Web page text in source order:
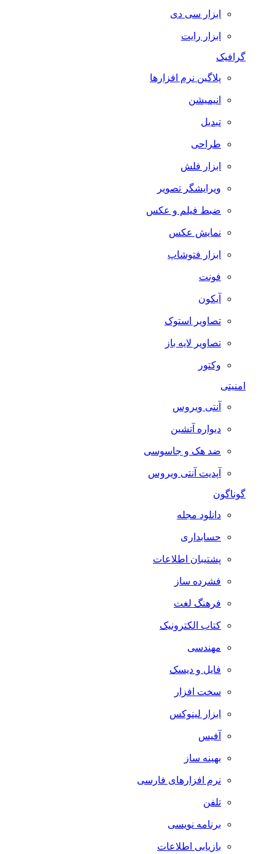
ابزار سی دی
ابزار رایت
گرافیک
پلاگین نرم افزارها
انیمیشن
تبدیل
طراحی
ابزار فلش
ویرایشگر تصویر
ضبط فيلم و عكس
نمایش عکس
ابزار فتوشاپ
فونت
آیکون
تصاویر استوک
تصاویر لایه باز
وکتور
امنیتی
آنتی ویروس
دیواره آتشین
ضد هک و جاسوسی
آپدیت آنتی ویروس
گوناگون
دانلود مجله
حسابداری
پشتیبان اطلاعات
فشرده ساز
فرهنگ لغت
کتاب الکترونیک
مهندسی
فایل و دیسک
سخت افزار
ابزار لینوکس
آفیس
بهینه ساز
نرم افزارهای فارسی
تلفن
برنامه نویسی
بازیابی اطلاعات